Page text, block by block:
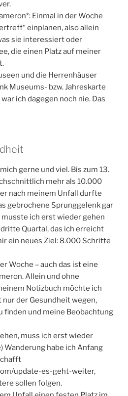
sie interessiert oder
die einen Platz auf meiner
und die Herrenhäuser
Museums- bzw. Jahreskarte
ich dagegen noch nie. Das
mehr als 10.000
nach meinem Unfall durfte
gebrochene Sprunggelenk gar
ich erst wieder gehen
Quartal, das ich erreicht
ein neues Ziel: 8.000 Schritte
Woche – auch das ist eine
Allein und ohne
Notizbuch möchte ich
nur der Gesundheit wegen,
und meine Beobachtung
muss ich erst wieder
Wanderung habe ich Anfang
update-es-geht-weiter,
sollen folgen.
Unfall einen festen Platz im
morgens, während ich –
– die erste Tasse